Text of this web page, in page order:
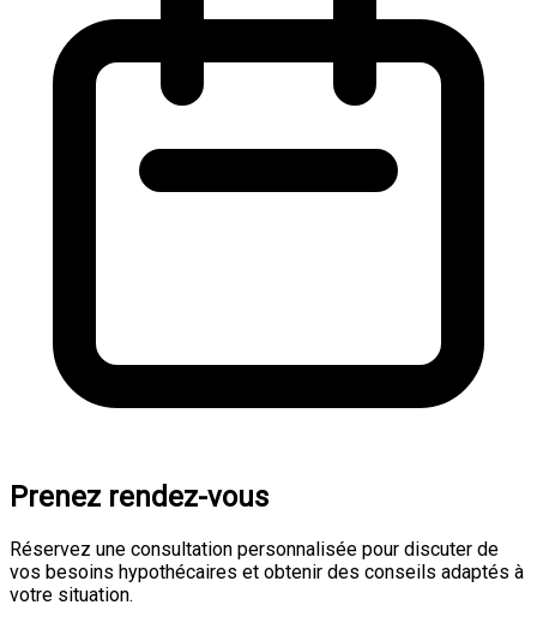
Prenez rendez-vous
Réservez une consultation personnalisée pour discuter de
vos besoins hypothécaires et obtenir des conseils adaptés à
votre situation.